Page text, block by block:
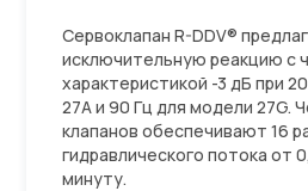
Сервоклапан R-DDV®
исключительную реакцию с
характеристикой -3 дБ при
27A и 90 Гц для модели 27G.
клапанов обеспечивают 16
гидравлического потока от
минуту.